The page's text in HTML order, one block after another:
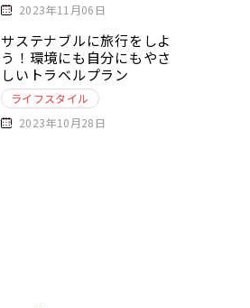
2023年11月06日
サステナブルに旅行をしよ
う！環境にも自分にもやさ
しいトラベルプラン
ライフスタイル
2023年10月28日